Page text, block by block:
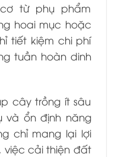
từ phụ phẩm
hoai mục hoặc
tiết kiệm chi phí
tuần hoàn dinh
cây trồng ít sâu
và ổn định năng
chỉ mang lại lợi
việc cải thiện đất